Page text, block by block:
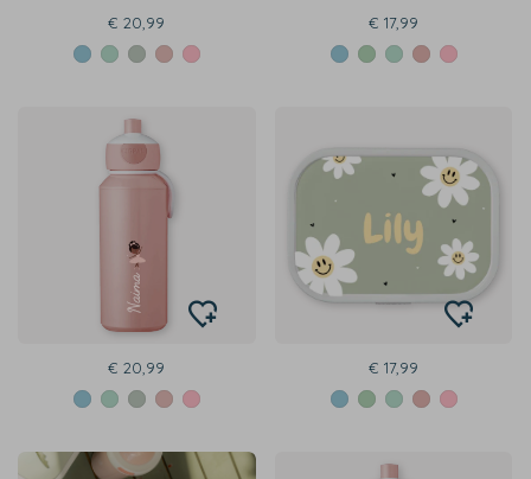
€ 20,99 € 17,99
€ 20,99 € 17,99